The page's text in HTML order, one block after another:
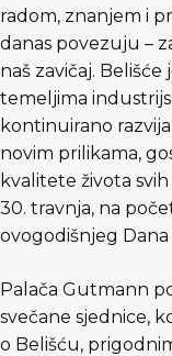
radom, znanjem i
danas povezuju –
naš zavičaj.
temeljima
kontinuirano
novim prilikama,
kvalitete života
30. travnja, na
ovogodišnjeg Dana
Palača Gutmann
svečane sjednice,
o Belišću,